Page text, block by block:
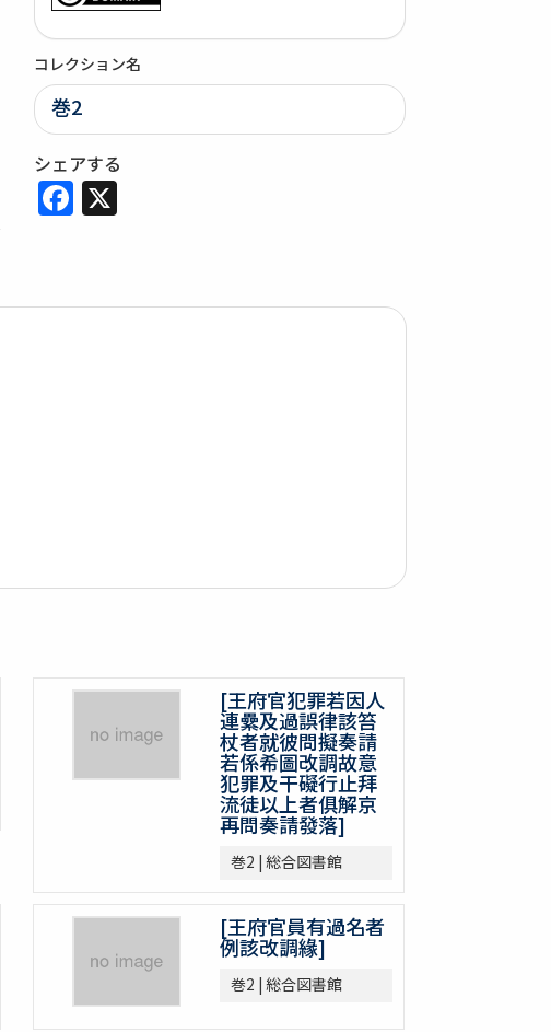
コレクション名
巻2
シェアする
Facebook
X
[王府官犯罪若因人
連纍及過誤律該笞
杖者就彼問擬奏請
若係希圖改調故意
犯罪及干礙行止拜
流徒以上者俱解京
再問奏請發落]
巻2 | 総合図書館
[王府官員有過名者
例該改調緣]
巻2 | 総合図書館